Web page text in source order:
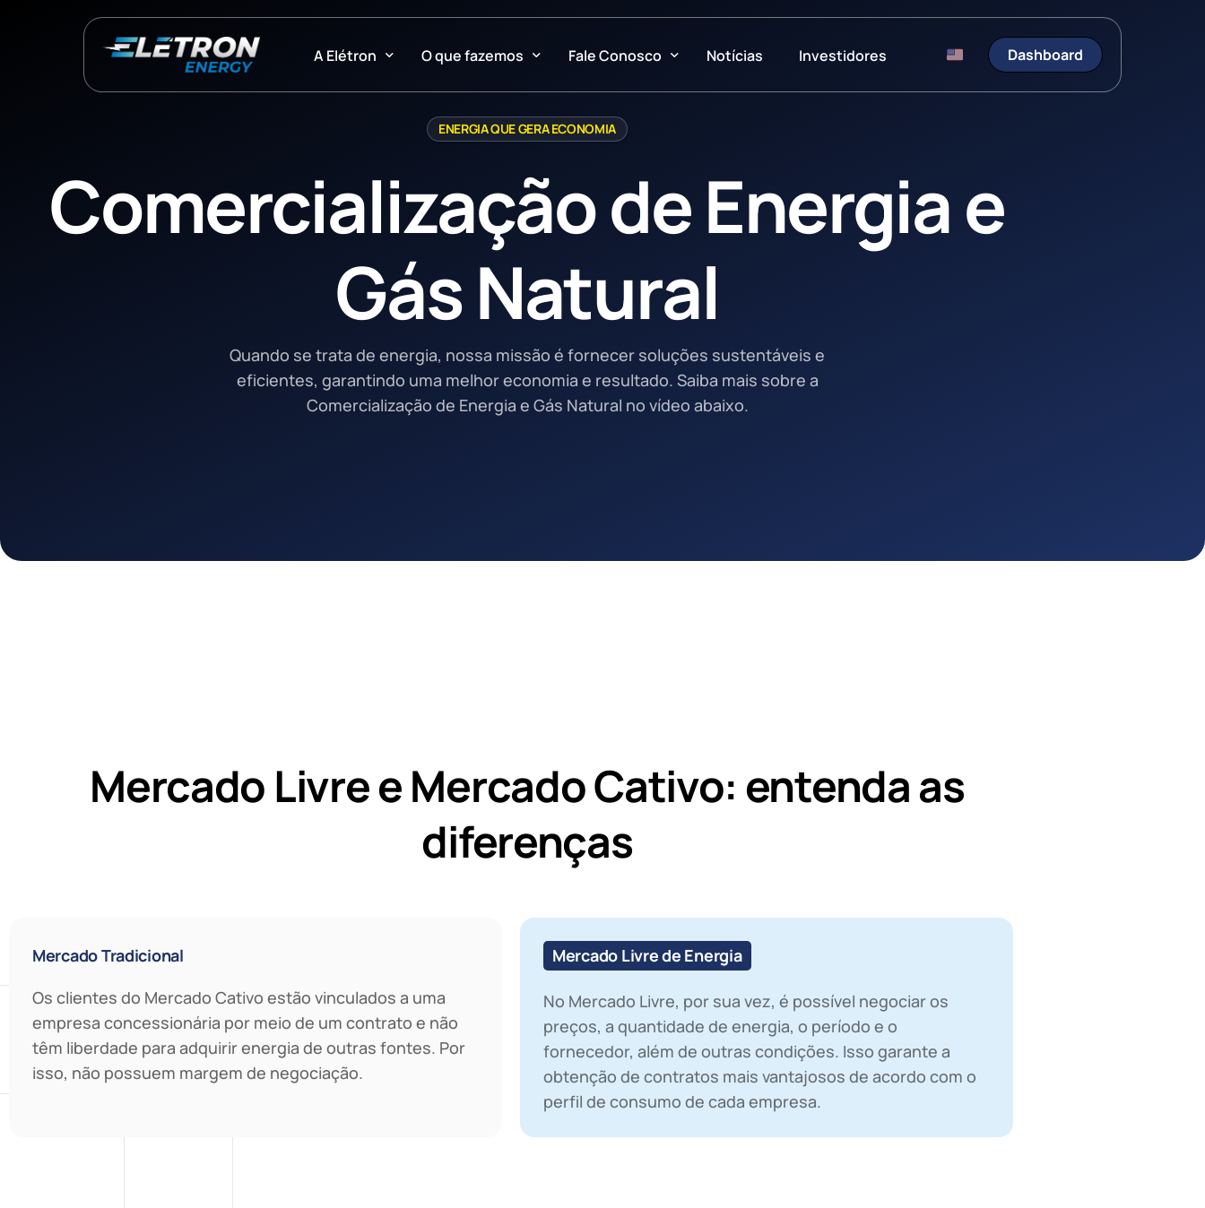
A Elétron
Sustentabilidade
Certificações
Integridade e Transparência
O que fazemos
Comercialização de Energia
Geração de Energia
Comercialização Varejista
Leilão de Energia
Certificação I-REC
Battery Energy Storage System (BESS)
Fale Conosco
Entre em contato conosco e tire suas dúvidas – estamos aqui para ajudar!
Notícias Investidores Dashboard
ENERGIA QUE GERA ECONOMIA
Comercialização de Energia e
Gás Natural
Quando se trata de energia, nossa missão é fornecer soluções sustentáveis e
eficientes, garantindo uma melhor economia e resultado. Saiba mais sobre a
Comercialização de Energia e Gás Natural no vídeo abaixo.
Mercado Livre e Mercado Cativo: entenda as
diferenças
Mercado Tradicional
Os clientes do Mercado Cativo estão vinculados a uma
empresa concessionária por meio de um contrato e não
têm liberdade para adquirir energia de outras fontes. Por
isso, não possuem margem de negociação.
Mercado Livre de Energia
No Mercado Livre, por sua vez, é possível negociar os
preços, a quantidade de energia, o período e o
fornecedor, além de outras condições. Isso garante a
obtenção de contratos mais vantajosos de acordo com o
perfil de consumo de cada empresa.